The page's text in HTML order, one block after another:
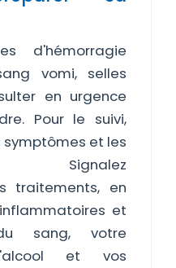
d'hémorragie
vomi, selles
en urgence
Pour le suivi,
et les
Signalez
traitements, en
et
sang, votre
et vos